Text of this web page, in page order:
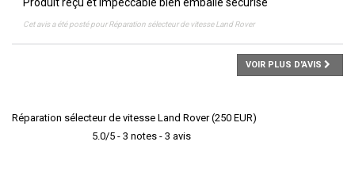
Cet avis a été posté pourRéparation sélecteur de vitesse Land Rover
VOIR PLUS D'AVIS
Réparation sélecteur de vitesse Land Rover (250 EUR)
5.0/5 - 3 notes - 3 avis